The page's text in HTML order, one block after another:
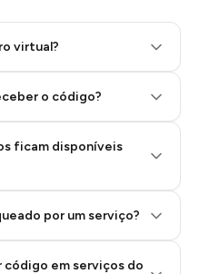
virtual?
o código?
ficam disponíveis
por um serviço?
código em serviços do